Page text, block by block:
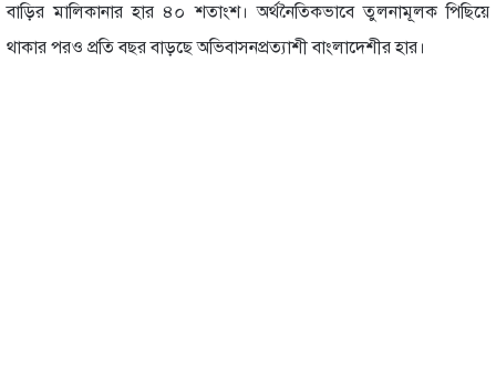
বাড়ির মালিকানার হার ৪০ শতাংশ। অর্থনৈতিকভাবে তুলনামূলক পিছিয়ে
থাকার পরও প্রতি বছর বাড়ছে অভিবাসনপ্রত্যাশী বাংলাদেশীর হার।